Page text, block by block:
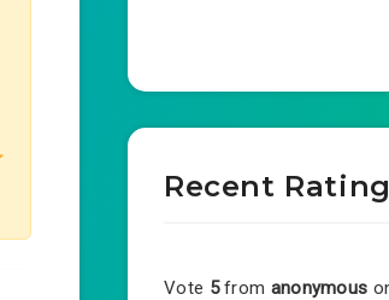
Recent
Vote 5 from anonymous